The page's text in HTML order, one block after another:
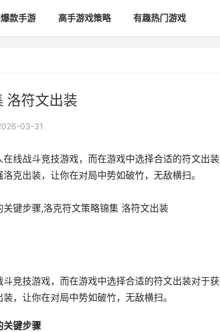
款手游 高手游戏策略 有趣热门游戏
洛符文出装
03-31
线战斗竞技游戏，而在游戏中选择合适的符文出
克出装，让你在对局中势如破竹，无敌横扫。
键步骤,洛克符文策略锦集 洛符文出装
斗竞技游戏，而在游戏中选择合适的符文出装对于
，让你在对局中势如破竹，无敌横扫。
关键步骤